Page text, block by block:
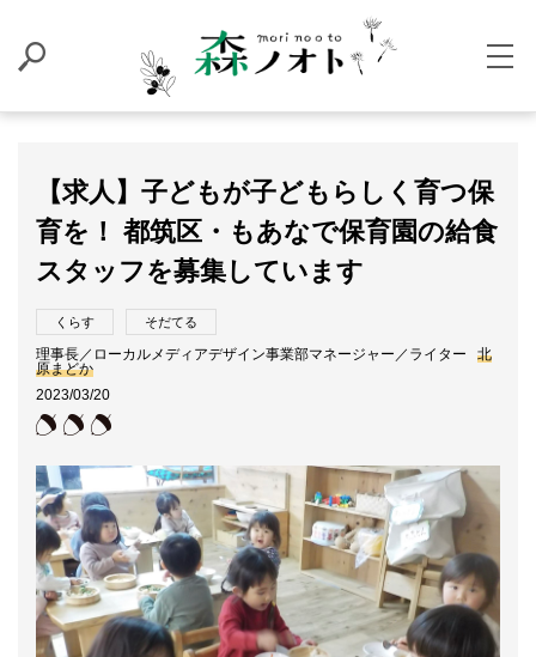
【求人】子どもが子どもらしく育つ保
育を！ 都筑区・もあなで保育園の給食
スタッフを募集しています
くらす そだてる
理事長／ローカルメディアデザイン事業部マネージャー／ライター
北
原まどか
2023/03/20